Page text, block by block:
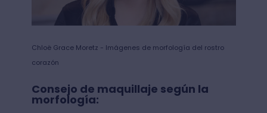
Chloë Grace Moretz - Imágenes de morfología del rostro
corazón
Consejo de maquillaje según la
morfología: